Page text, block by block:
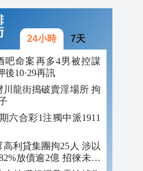
24小時 7天
吧命案再多4男被控謀
後10·29再訊
川龍街搗破賣淫場所 拘
六合彩1注獨中派1911
高利貸集團拘25人 涉以
放債逾2億 招徠未成